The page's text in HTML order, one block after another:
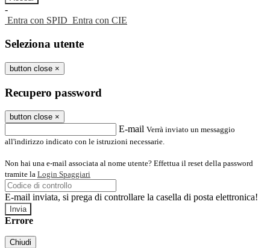
-
Entra con SPID Entra con CIE
Seleziona utente
button close ×
Recupero password
button close ×
E-mail Verrà inviato un messaggio
all'indirizzo indicato con le istruzioni necessarie.
Non hai una e-mail associata al nome utente? Effettua il reset della password
tramite la Login Spaggiari
E-mail inviata, si prega di controllare la casella di posta elettronica!
Errore
Chiudi